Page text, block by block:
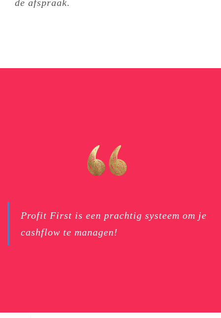
de afspraak.
Profit First is een prachtig systeem om je
cashflow te managen!